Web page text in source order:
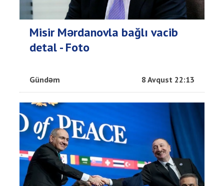
Misir Mərdanovla bağlı vacib
detal - Foto
Gündəm 8 Avqust 22:13